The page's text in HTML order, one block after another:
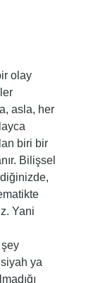
olay
asla, her
biri bir
Bilişsel
Yani
şey
ya